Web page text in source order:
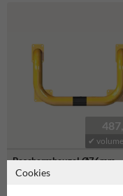
✔
Beschermbeugel Ø76mm
600x1150x1150mm,
Cookies